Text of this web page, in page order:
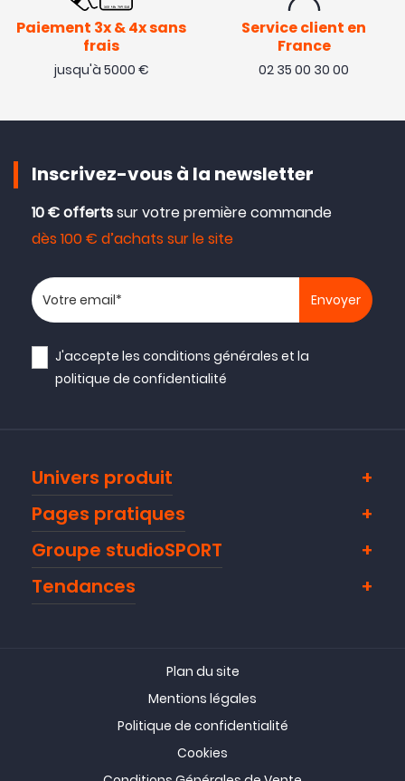
Paiement 3x & 4x sans
frais
jusqu'à 5000 €
Service client en
France
02 35 00 30 00
Inscrivez-vous à la newsletter
10 € offertssur votre première commande
dès 100 € d’achats sur le site
Votre adresse email
J'accepte lesconditions générales et la
politique de confidentialité
Univers produit
Pages pratiques
Groupe studioSPORT
Tendances
Plan du site
Mentions légales
Politique de confidentialité
Cookies